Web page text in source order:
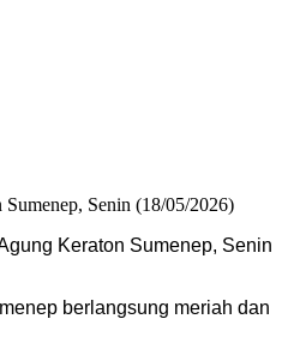
Keraton Sumenep, Senin
berlangsung meriah dan